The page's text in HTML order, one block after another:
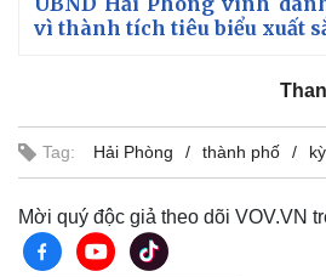
vì thành tích tiêu biểu xuất
Tag: Hải Phòng thành phố
Mời quý độc giả theo dõi VOV.VN